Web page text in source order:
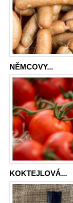
NĚMCOVY...
KOKTEJLOVÁ...